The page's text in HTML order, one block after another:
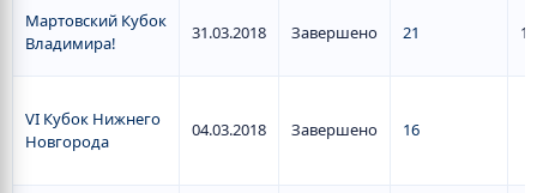
Мартовский Кубок
Владимира!
31.03.2018 Завершено 21 11
VI Кубок Нижнего
Новгорода
04.03.2018 Завершено 16